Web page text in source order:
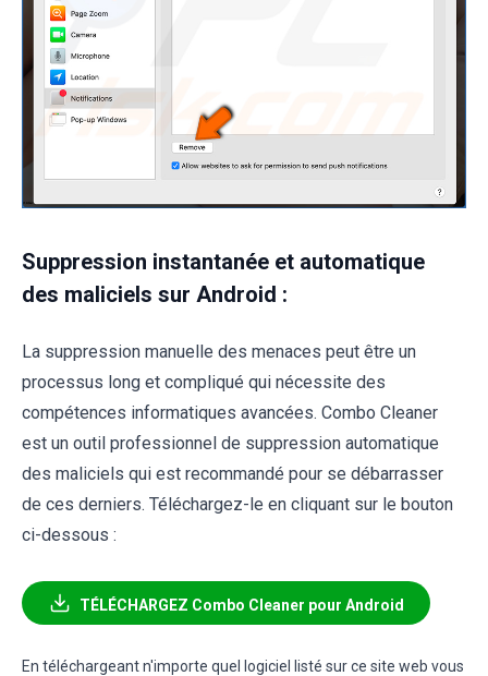
Suppression instantanée et automatique
des maliciels sur Android :
La suppression manuelle des menaces peut être un
processus long et compliqué qui nécessite des
compétences informatiques avancées. Combo Cleaner
est un outil professionnel de suppression automatique
des maliciels qui est recommandé pour se débarrasser
de ces derniers. Téléchargez-le en cliquant sur le bouton
ci-dessous :
TÉLÉCHARGEZ Combo Cleaner pour Android
En téléchargeant n'importe quel logiciel listé sur ce site web vous